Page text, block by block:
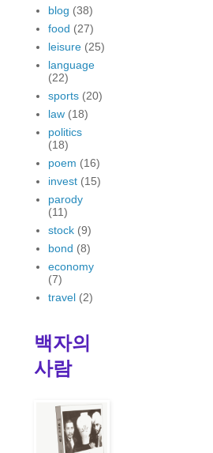
blog (38)
food (27)
leisure (25)
language
(22)
sports (20)
law (18)
politics
(18)
poem (16)
invest (15)
parody
(11)
stock (9)
bond (8)
economy
(7)
travel (2)
백자의
사람